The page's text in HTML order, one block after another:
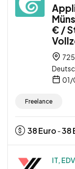
€ /
Freelance
38Euro -38
IT, EDV